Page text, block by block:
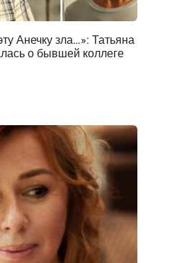
Анечку зла…»: Татьяна
о бывшей коллеге